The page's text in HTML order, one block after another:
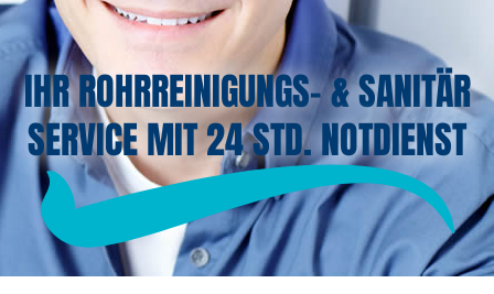
IHR ROHRREINIGUNGS- & SANITÄR
SERVICE MIT 24 STD. NOTDIENST